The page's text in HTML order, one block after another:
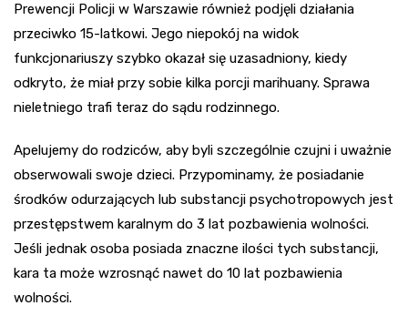
Prewencji Policji w Warszawie również podjęli działania
przeciwko 15-latkowi. Jego niepokój na widok
funkcjonariuszy szybko okazał się uzasadniony, kiedy
odkryto, że miał przy sobie kilka porcji marihuany. Sprawa
nieletniego trafi teraz do sądu rodzinnego.
Apelujemy do rodziców, aby byli szczególnie czujni i uważnie
obserwowali swoje dzieci. Przypominamy, że posiadanie
środków odurzających lub substancji psychotropowych jest
przestępstwem karalnym do 3 lat pozbawienia wolności.
Jeśli jednak osoba posiada znaczne ilości tych substancji,
kara ta może wzrosnąć nawet do 10 lat pozbawienia
wolności.